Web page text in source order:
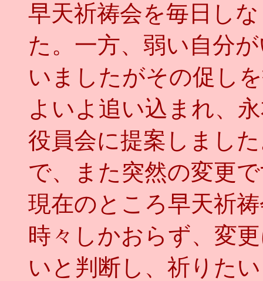
早天祈祷会を毎日し
た。一方、弱い自分
いましたがその促し
よいよ追い込まれ、
役員会に提案しまし
で、また突然の変更
現在のところ早天祈
時々しかおらず、変
いと判断し、祈りた